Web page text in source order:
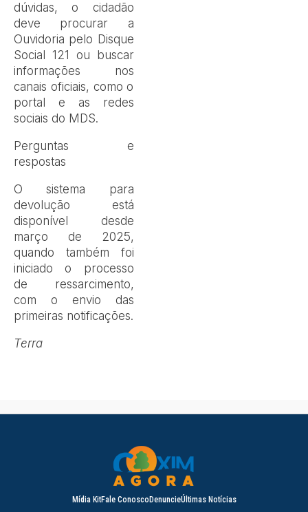
dúvidas, o cidadão
deve procurar a
Ouvidoria pelo Disque
Social 121 ou buscar
informações nos
canais oficiais, como o
portal e as redes
sociais do MDS.
Perguntas e
respostas
O sistema para
devolução está
disponível desde
março de 2025,
quando também foi
iniciado o processo
de ressarcimento,
com o envio das
primeiras notificações.
Terra
Mídia KitFale ConoscoDenuncieÚltimas Notícias